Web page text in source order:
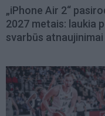
„iPhone Air 2“
2027 metais: laukia
svarbūs atnaujinimai